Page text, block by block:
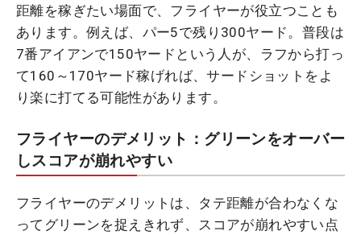
距離を稼ぎたい場面で、フライヤーが役立つことも
あります。例えば、パー5で残り300ヤード。普段は
7番アイアンで150ヤードという人が、ラフから打っ
て160～170ヤード稼げれば、サードショットをよ
り楽に打てる可能性があります。
フライヤーのデメリット：グリーンをオーバー
しスコアが崩れやすい
フライヤーのデメリットは、タテ距離が合わなくな
ってグリーンを捉えきれず、スコアが崩れやすい点